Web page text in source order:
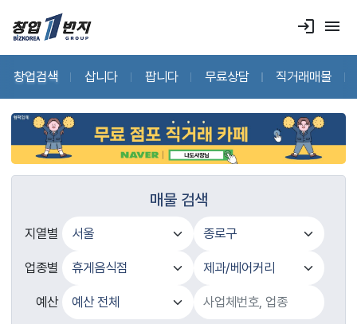
login menu
창업검색 삽니다 팝니다 무료상담 직거래매물
매물 검색
지열별
업종별
예산